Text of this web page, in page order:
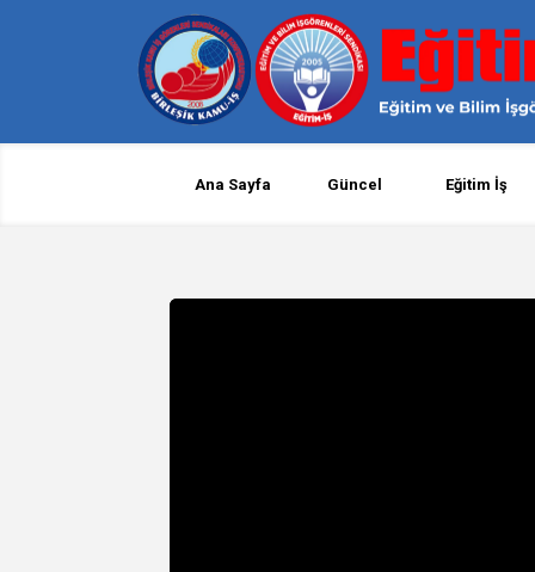
Ana Sayfa Güncel Eğitim İş